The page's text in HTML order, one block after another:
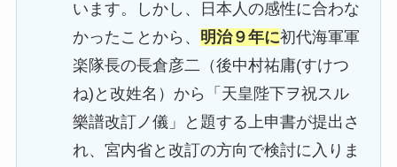
います。しかし、日本人の感性に合わな
かったことから、 明治９年に初代海軍軍
楽隊長の長倉彦二（後中村祐庸(すけつ
ね)と改姓名）から「天皇陛下ヲ祝スル
樂譜改訂ノ儀」と題する上申書が提出さ
れ、宮内省と改訂の方向で検討に入りま